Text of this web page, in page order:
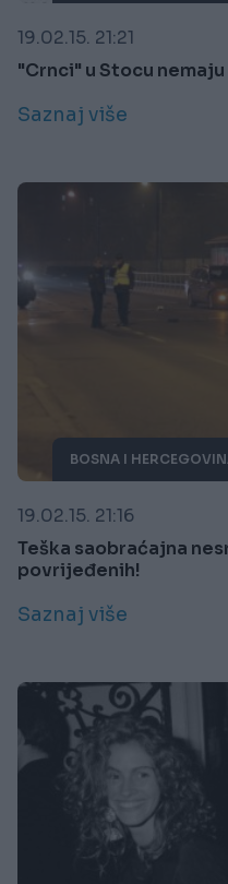
19.02.15. 21:21
"Crnci" u Stocu
Saznaj više
BOSNA I
19.02.15. 21:16
Teška saobraćajna
povrijeđenih!
Saznaj više